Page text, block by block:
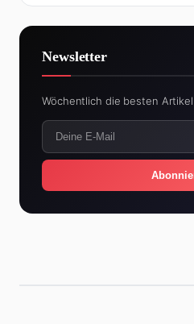
Newsletter
Wöchentlich die besten